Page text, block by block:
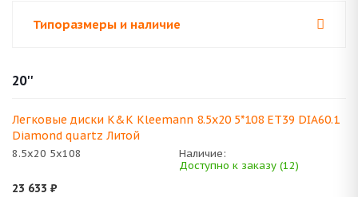
Типоразмеры и наличие
20''
Легковые диски K&K Kleemann 8.5x20 5*108 ET39 DIA60.1
Diamond quartz Литой
8.5x20 5x108
Наличие:
Доступно к заказу (12)
23 633 ₽